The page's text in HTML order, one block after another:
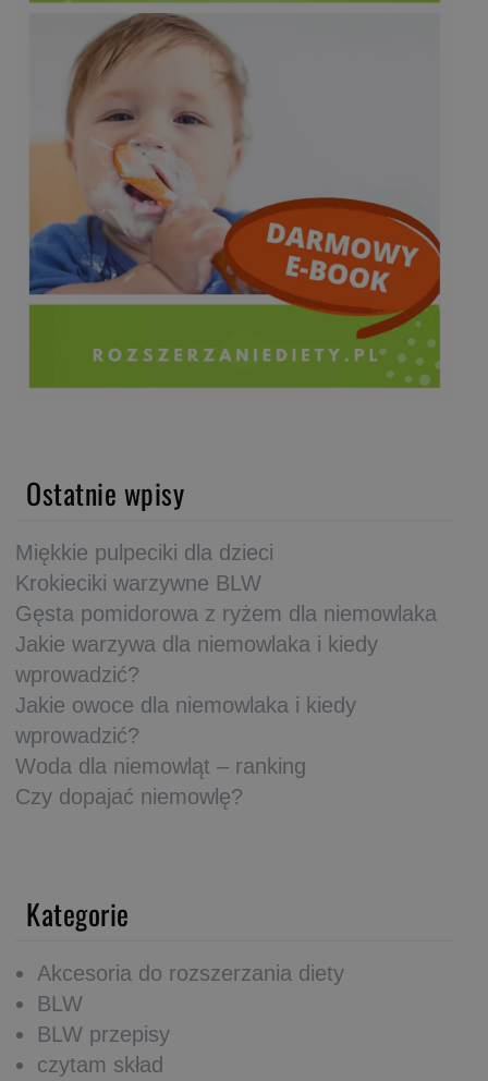
Ostatnie wpisy
Miękkie pulpeciki dla dzieci
Krokieciki warzywne BLW
Gęsta pomidorowa z ryżem dla niemowlaka
Jakie warzywa dla niemowlaka i kiedy
wprowadzić?
Jakie owoce dla niemowlaka i kiedy
wprowadzić?
Woda dla niemowląt – ranking
Czy dopajać niemowlę?
Kategorie
Akcesoria do rozszerzania diety
BLW
BLW przepisy
czytam skład